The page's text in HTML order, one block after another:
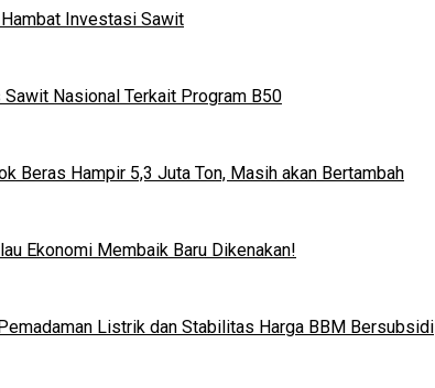
Investasi Sawit
Nasional Terkait Program B50
Beras Hampir 5,3 Juta Ton, Masih akan Bertambah
Ekonomi Membaik Baru Dikenakan!
Listrik dan Stabilitas Harga BBM Bersubsidi